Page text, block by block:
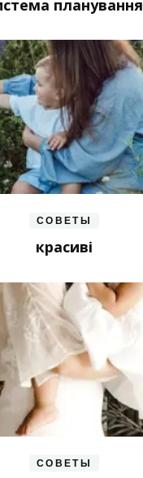
планування
СОВЕТЫ
красиві
СОВЕТЫ